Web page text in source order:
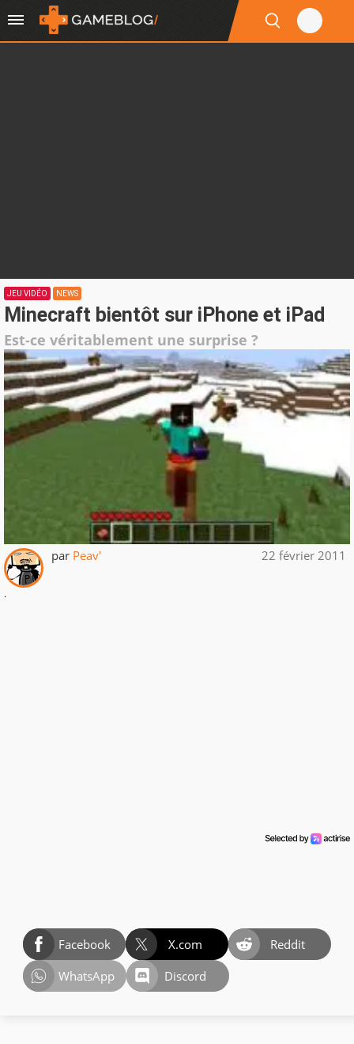
JEU VIDÉO NEWS
Minecraft bientôt sur iPhone et iPad
Est-ce véritablement une surprise ?
par Peav' 22 février 2011
.
Facebook X.com
Reddit
WhatsApp
Discord